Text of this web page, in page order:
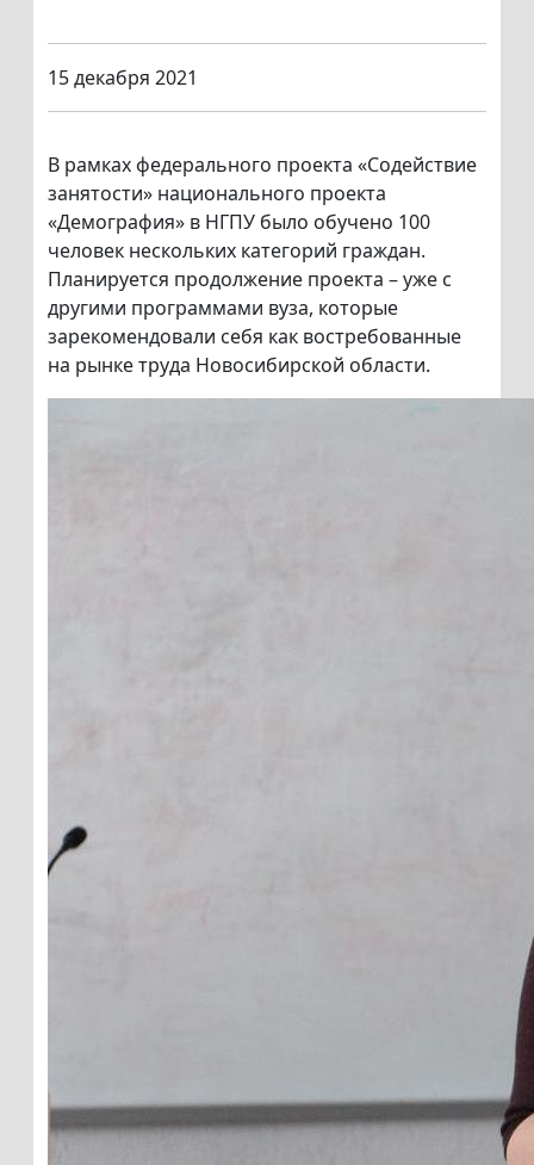
15 декабря 2021
В рамках федерального проекта «Содействие
занятости» национального проекта
«Демография» в НГПУ было обучено 100
человек нескольких категорий граждан.
Планируется продолжение проекта – уже с
другими программами вуза, которые
зарекомендовали себя как востребованные
на рынке труда Новосибирской области.